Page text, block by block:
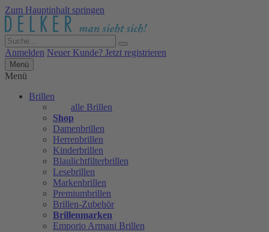
Zum Hauptinhalt springen
Anmelden Neuer Kunde? Jetzt registrieren
Menü
Menü
Brillen
alle Brillen
Shop
Damenbrillen
Herrenbrillen
Kinderbrillen
Blaulichtfilterbrillen
Lesebrillen
Markenbrillen
Premiumbrillen
Brillen-Zubehör
Brillenmarken
Emporio Armani Brillen